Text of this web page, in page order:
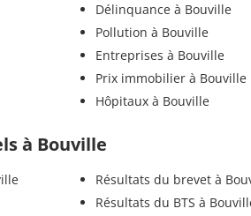
Délinquance à Bouville
Pollution à Bouville
Entreprises à Bouville
Prix immobilier à Bouville
Hôpitaux à Bouville
à Bouville
Résultats du brevet à
Résultats du BTS à